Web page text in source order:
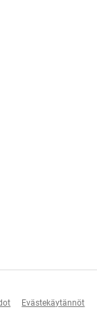
Evästekäytännöt